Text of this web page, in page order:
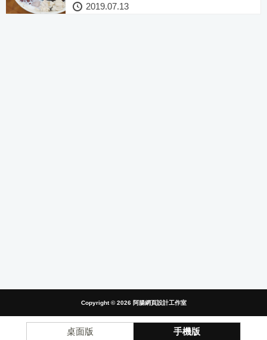
2019.07.13
Copyright © 2026 阿腸網頁設計工作室
桌面版 手機版